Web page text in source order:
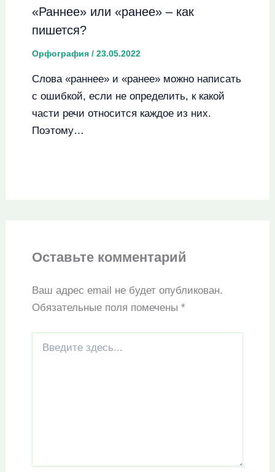
«Раннее» или «ранее» – как
пишется?
Орфография/ 23.05.2022
Слова «раннее» и «ранее» можно написать
с ошибкой, если не определить, к какой
части речи относится каждое из них.
Поэтому…
Оставьте комментарий
Ваш адрес email не будет опубликован.
Обязательные поля помечены *
здесь...